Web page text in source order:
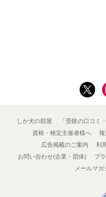
しか犬の部屋 「受験の口コミ
資格・検定主催者様へ
広告掲載のご案内
利
お問い合わせ(企業・団体)
プ
メールマ